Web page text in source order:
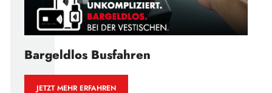
Bargeldlos Busfahren
JETZT MEHR ERFAHREN